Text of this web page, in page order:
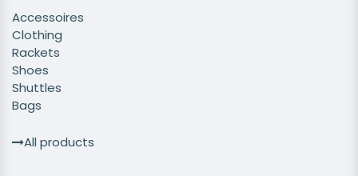
Accessoires
Clothing
Rackets
Shoes
Shuttles
Bags
All products